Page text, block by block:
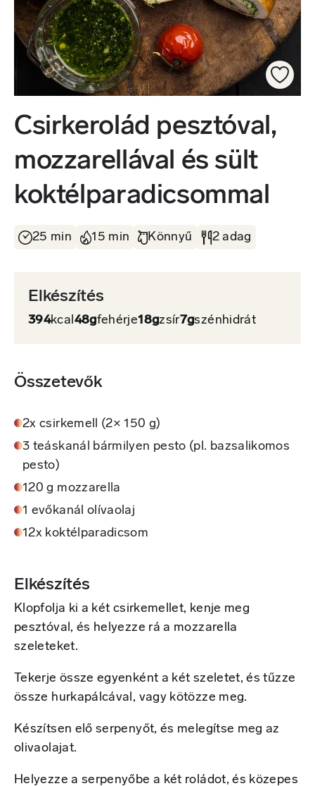
Csirkerolád pesztóval,
mozzarellával és sült
koktélparadicsommal
25 min 15 min Könnyű 2 adag
Elkészítés
394kcal48gfehérje18gzsír7gszénhidrát
Összetevők
2x csirkemell (2× 150 g)
3 teáskanál bármilyen pesto (pl. bazsalikomos
pesto)
120 g mozzarella
1 evőkanál olívaolaj
12x koktélparadicsom
Elkészítés
Klopfolja ki a két csirkemellet, kenje meg
pesztóval, és helyezze rá a mozzarella
szeleteket.
Tekerje össze egyenként a két szeletet, és tűzze
össze hurkapálcával, vagy kötözze meg.
Készítsen elő serpenyőt, és melegítse meg az
olivaolajat.
Helyezze a serpenyőbe a két roládot, és közepes